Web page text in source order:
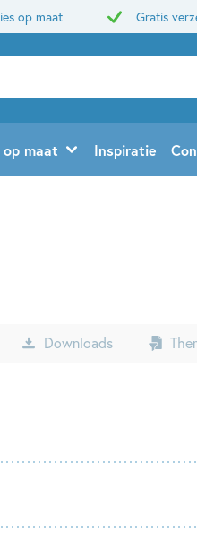
op maat Gratis
maat Inspiratie
Downloads